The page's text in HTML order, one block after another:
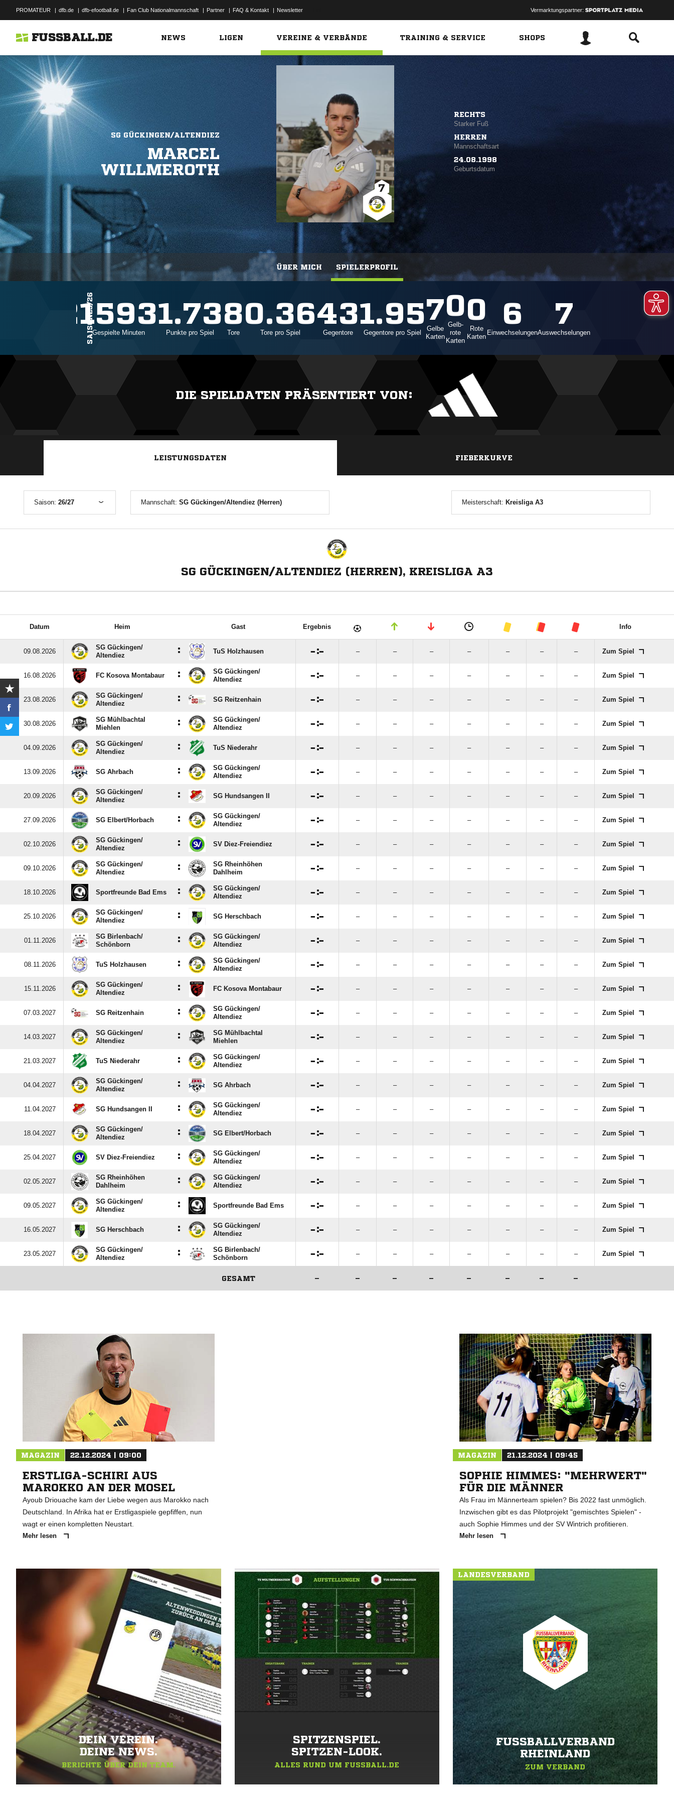
PROMATEUR | dfb.de | dfb-efootball.de | Fan Club Nationalmannschaft | Partner | FAQ & Kontakt | Newsletter Vermarktungspartner:
FUSSBALL.DE NEWS LIGEN VEREINE & VERBÄNDE TRAINING & SERVICE SHOPS
ÜBER MICH SPIELERPROFIL
SG GÜCKINGEN/ALTENDIEZ
MARCEL
WILLMEROTH
7
RECHTS
Starker Fuß
HERREN
Mannschaftsart
24.08.1998
Geburtsdatum
SAISON25/26
221593
Gespielte Minuten
1.73
Punkte pro Spiel
8
Tore
0.36
Tore pro Spiel
43
Gegentore
1.95
Gegentore pro Spiel
7
Gelbe
Karten
0
Gelb-
rote
Karten
0
Rote
Karten
6
Einwechselungen
7
Auswechselungen
DIE SPIELDATEN PRÄSENTIERT VON:
LEISTUNGSDATEN FIEBERKURVE
Saison: 26/27 Mannschaft:SG Gückingen/Altendiez (Herren) Meisterschaft: Kreisliga A3
SG GÜCKINGEN/ALTENDIEZ (HERREN), KREISLIGA A3
Datum Heim Gast Ergebnis Info
09.08.2026
SG Gückingen/​
Altendiez
: TuS Holzhausen : – – – – – – – Zum Spiel
16.08.2026 FC Kosova Montabaur :
SG Gückingen/​
Altendiez
: – – – – – – – Zum Spiel
23.08.2026
SG Gückingen/​
Altendiez
: SG Reitzenhain : – – – – – – – Zum Spiel
30.08.2026
SG Mühlbachtal
Miehlen
:
SG Gückingen/​
Altendiez
: – – – – – – – Zum Spiel
04.09.2026
SG Gückingen/​
Altendiez
: TuS Niederahr : – – – – – – – Zum Spiel
13.09.2026 SG Ahrbach :
SG Gückingen/​
Altendiez
: – – – – – – – Zum Spiel
20.09.2026
SG Gückingen/​
Altendiez
: SG Hundsangen II : – – – – – – – Zum Spiel
27.09.2026 SG Elbert/​Horbach :
SG Gückingen/​
Altendiez
: – – – – – – – Zum Spiel
02.10.2026
SG Gückingen/​
Altendiez
: SV Diez-Freiendiez : – – – – – – – Zum Spiel
09.10.2026
SG Gückingen/​
Altendiez
:
SG Rheinhöhen
Dahlheim
: – – – – – – – Zum Spiel
18.10.2026 Sportfreunde Bad Ems :
SG Gückingen/​
Altendiez
: – – – – – – – Zum Spiel
25.10.2026
SG Gückingen/​
Altendiez
: SG Herschbach : – – – – – – – Zum Spiel
01.11.2026
SG Birlenbach/​
Schönborn
:
SG Gückingen/​
Altendiez
: – – – – – – – Zum Spiel
08.11.2026 TuS Holzhausen :
SG Gückingen/​
Altendiez
: – – – – – – – Zum Spiel
15.11.2026
SG Gückingen/​
Altendiez
: FC Kosova Montabaur : – – – – – – – Zum Spiel
07.03.2027 SG Reitzenhain :
SG Gückingen/​
Altendiez
: – – – – – – – Zum Spiel
14.03.2027
SG Gückingen/​
Altendiez
:
SG Mühlbachtal
Miehlen
: – – – – – – – Zum Spiel
21.03.2027 TuS Niederahr :
SG Gückingen/​
Altendiez
: – – – – – – – Zum Spiel
04.04.2027
SG Gückingen/​
Altendiez
: SG Ahrbach : – – – – – – – Zum Spiel
11.04.2027 SG Hundsangen II :
SG Gückingen/​
Altendiez
: – – – – – – – Zum Spiel
18.04.2027
SG Gückingen/​
Altendiez
: SG Elbert/​Horbach : – – – – – – – Zum Spiel
25.04.2027 SV Diez-Freiendiez :
SG Gückingen/​
Altendiez
: – – – – – – – Zum Spiel
02.05.2027
SG Rheinhöhen
Dahlheim
:
SG Gückingen/​
Altendiez
: – – – – – – – Zum Spiel
09.05.2027
SG Gückingen/​
Altendiez
: Sportfreunde Bad Ems : – – – – – – – Zum Spiel
16.05.2027 SG Herschbach :
SG Gückingen/​
Altendiez
: – – – – – – – Zum Spiel
23.05.2027
SG Gückingen/​
Altendiez
:
SG Birlenbach/​
Schönborn
: – – – – – – – Zum Spiel
GESAMT – – – – – – – –
MAGAZIN 22.12.2024 | 09:00
ERSTLIGA-SCHIRI AUS
MAROKKO AN DER MOSEL
Ayoub Driouache kam der Liebe wegen aus Marokko nach
Deutschland. In Afrika hat er Erstligaspiele gepfiffen, nun
wagt er einen kompletten Neustart.
Mehr lesen
MAGAZIN 21.12.2024 | 09:45
SOPHIE HIMMES: "MEHRWERT"
FÜR DIE MÄNNER
Als Frau im Männerteam spielen? Bis 2022 fast unmöglich.
Inzwischen gibt es das Pilotprojekt "gemischtes Spielen" -
auch Sophie Himmes und der SV Wintrich profitieren.
Mehr lesen
DEIN VEREIN.
DEINE NEWS.
BERICHTE ÜBER DEIN TEAM.
SPITZENSPIEL.
SPITZEN-LOOK.
ALLES RUND UM FUSSBALL.DE
LANDESVERBAND
FUSSBALLVERBAND R
HEINLAND
ZUM VERBAND